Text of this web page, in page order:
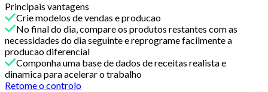
Principais vantagens
Crie modelos de vendas e producao
No final do dia, compare os produtos restantes com as
necessidades do dia seguinte e reprograme facilmente a
producao diferencial
Componha uma base de dados de receitas realista e
dinamica para acelerar o trabalho
Retome o controlo